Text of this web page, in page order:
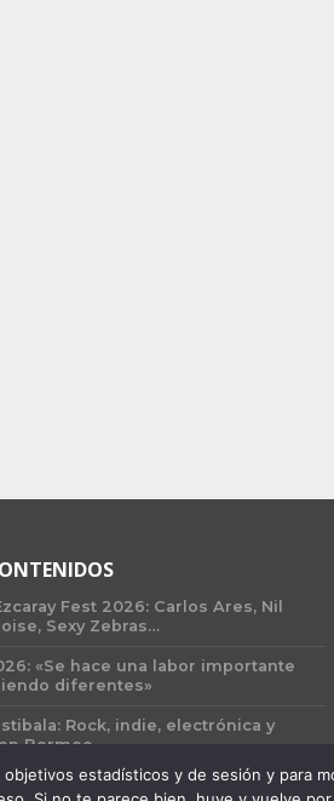
Fest 2026: Carlos Ares, Nil
Sexy Zebras…
«Se hace una labor importante
diferentes»
Rock, indie, electrónica y
Bermeo
estadísticos y de sesión y para